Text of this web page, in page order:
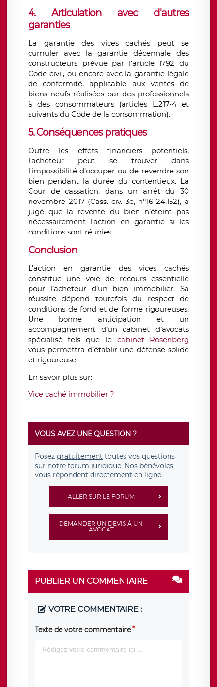
4. Articulation avec d'autres
garanties
La garantie des vices cachés peut se
cumuler avec la garantie décennale des
constructeurs prévue par l’article 1792 du
Code civil, ou encore avec la garantie légale
de conformité, applicable aux ventes de
biens neufs réalisées par des professionnels
à des consommateurs (articles L.217-4 et
suivants du Code de la consommation).
5. Conséquences pratiques
Outre les effets financiers potentiels,
l’acheteur peut se trouver dans
l’impossibilité d’occuper ou de revendre son
bien pendant la durée du contentieux. La
Cour de cassation, dans un arrêt du 30
novembre 2017 (Cass. civ. 3e, n°16-24.152), a
jugé que la revente du bien n’éteint pas
nécessairement l’action en garantie si les
conditions sont réunies.
Conclusion
L’action en garantie des vices cachés
constitue une voie de recours essentielle
pour l’acheteur d’un bien immobilier. Sa
réussite dépend toutefois du respect de
conditions de fond et de forme rigoureuses.
Une bonne anticipation et un
accompagnement d’un cabinet d’avocats
spécialisé tels que le cabinet Rosenberg
vous permettra d’établir une défense solide
et rigoureuse.
En savoir plus sur:
Vice caché immobilier ?
VOUS AVEZ UNE QUESTION ?
Posez gratuitement toutes vos questions
sur notre forum juridique. Nos bénévoles
vous répondent directement en ligne.
ALLER SUR LE FORUM
DEMANDER UN DEVIS À UN
AVOCAT
PUBLIER UN COMMENTAIRE
VOTRE COMMENTAIRE :
Texte de votre commentaire